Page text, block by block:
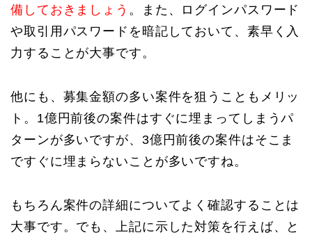
備しておきましょう 。また、ログインパスワード
や取引用パスワードを暗記しておいて、素早く入
力することが大事です。
他にも、募集金額の多い案件を狙うこともメリッ
ト。1億円前後の案件はすぐに埋まってしまうパ
ターンが多いですが、3億円前後の案件はそこま
ですぐに埋まらないことが多いですね。
もちろん案件の詳細についてよく確認することは
大事です。でも、上記に示した対策を行えば、と